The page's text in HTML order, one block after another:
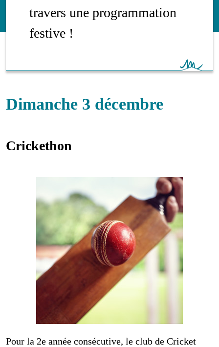
travers une programmation
festive !
Dimanche 3 décembre
Crickethon
Crickethon
Pour la 2e année consécutive, le club de Cricket